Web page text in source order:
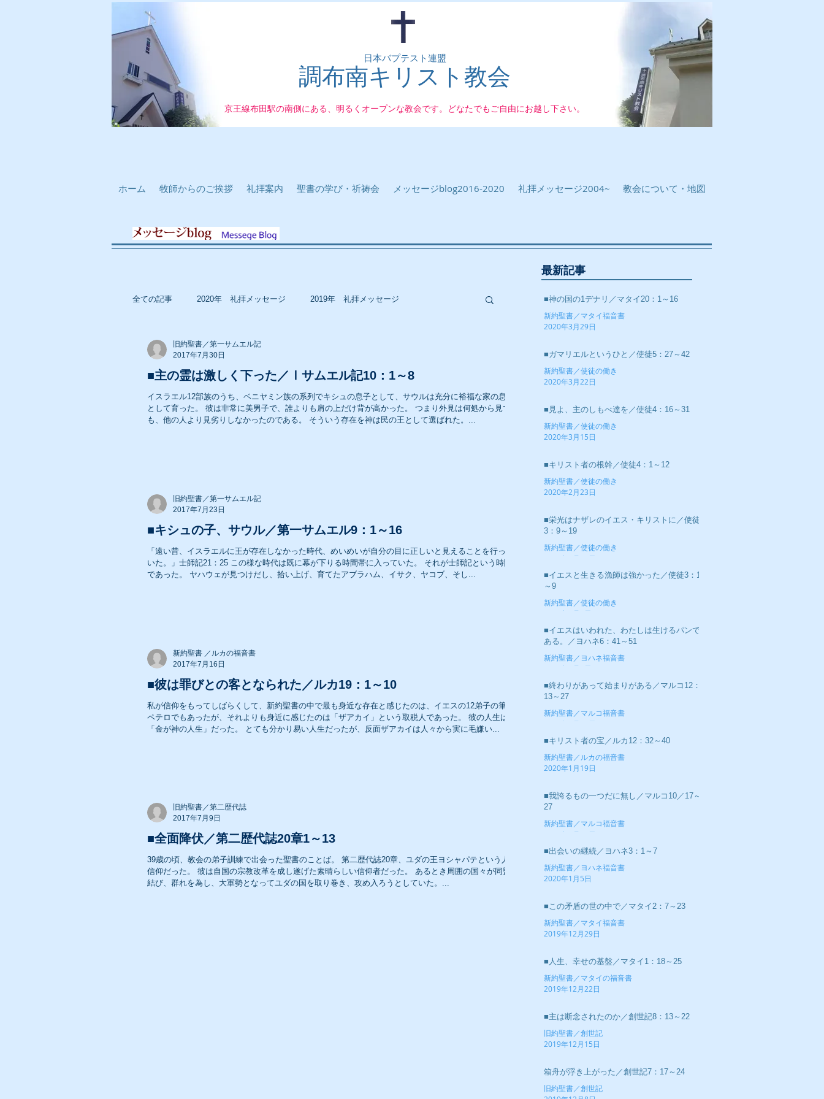
京王線布田駅の南側にある、明るくオープンな教会です。どなたでもご自由にお越し下さい。
日本バプテスト連盟
調布南キリスト教会
ホーム 牧師からのご挨拶 礼拝案内 聖書の学び・祈祷会 メッセージblog2016-2020 礼拝メッセージ2004~ 教会について・地図
全ての記事 2020年 礼拝メッセージ 2019年 礼拝メッセージ
2018年 礼拝メッセージ
2016年 礼拝メッセージ 2015年 礼拝メッセージ
2012年 礼拝メッセージ
2004年 礼拝メッセージ
■主の霊は激しく下った／Ⅰサムエル記10：1～8
イスラエル12部族のうち、ベニヤミン族の系列でキシュの息子として、サウルは充分に裕福な家の息子
として育った。 彼は非常に美男子で、誰よりも肩の上だけ背が高かった。 つまり外見は何処から見て
も、他の人より見劣りしなかったのである。 そういう存在を神は民の王として選ばれた。...
旧約聖書／第一サムエル記
2017年7月30日
■キシュの子、サウル／第一サムエル9：1～16
「遠い昔、イスラエルに王が存在しなかった時代、めいめいが自分の目に正しいと見えることを行って
いた。」士師記21：25 この様な時代は既に幕が下りる時間帯に入っていた。 それが士師記という時間帯
であった。 ヤハウェが見つけだし、拾い上げ、育てたアブラハム、イサク、ヤコブ、そし...
旧約聖書／第一サムエル記
2017年7月23日
■彼は罪びとの客となられた／ルカ19：1～10
私が信仰をもってしばらくして、新約聖書の中で最も身近な存在と感じたのは、イエスの12弟子の筆頭
ペテロでもあったが、それよりも身近に感じたのは「ザアカイ」という取税人であった。 彼の人生は
「金が神の人生」だった。 とても分かり易い人生だったが、反面ザアカイは人々から実に毛嫌い...
新約聖書 ／ルカの福音書
2017年7月16日
■全面降伏／第二歴代誌20章1～13
39歳の頃、教会の弟子訓練で出会った聖書のことば。 第二歴代誌20章、ユダの王ヨシャパテという人の
信仰だった。 彼は自国の宗教改革を成し遂げた素晴らしい信仰者だった。 あるとき周囲の国々が同盟を
結び、群れを為し、大軍勢となってユダの国を取り巻き、攻め入ろうとしていた。...
旧約聖書／第二歴代誌
2017年7月9日
最新記事
■神の国の1デナリ／マタイ20：1～16
新約聖書／マタイ福音書
2020年3月29日
■ガマリエルというひと／使徒5：27～42
新約聖書／使徒の働き
2020年3月22日
■見よ、主のしもべ達を／使徒4：16～31
新約聖書／使徒の働き
2020年3月15日
■キリスト者の根幹／使徒4：1～12
新約聖書／使徒の働き
2020年2月23日
■栄光はナザレのイエス・キリストに／使徒
3：9～19
新約聖書／使徒の働き
2020年2月16日
■イエスと生きる漁師は強かった／使徒3：1
～9
新約聖書／使徒の働き
2020年2月9日
■イエスはいわれた、わたしは生けるパンで
ある。／ヨハネ6：41～51
新約聖書／ヨハネ福音書
2020年2月2日
■終わりがあって始まりがある／マルコ12：
13～27
新約聖書／マルコ福音書
2020年1月26日
■キリスト者の宝／ルカ12：32～40
新約聖書／ルカの福音書
2020年1月19日
■我誇るもの一つだに無し／マルコ10／17～
27
新約聖書／マルコ福音書
2020年1月12日
■出会いの継続／ヨハネ3：1～7
新約聖書／ヨハネ福音書
2020年1月5日
■この矛盾の世の中で／マタイ2：7～23
新約聖書／マタイ福音書
2019年12月29日
■人生、幸せの基盤／マタイ1：18～25
新約聖書／マタイの福音書
2019年12月22日
■主は断念されたのか／創世記8：13～22
旧約聖書／創世記
2019年12月15日
箱舟が浮き上がった／創世記7：17～24
旧約聖書／創世記